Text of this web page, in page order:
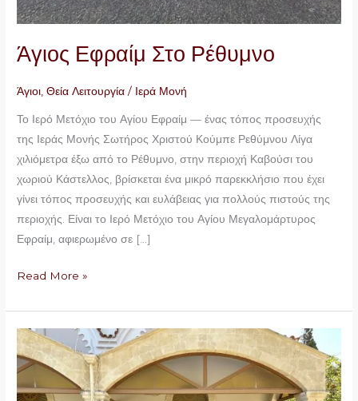
Άγιος Εφραίμ Στο Ρέθυμνο
Άγιοι ,Θεία Λειτουργία / Ιερά Μονή
Το Ιερό Μετόχιο του Αγίου Εφραίμ — ένας τόπος προσευχής
της Ιεράς Μονής Σωτήρος Χριστού Κούμπε Ρεθύμνου Λίγα
χιλιόμετρα έξω από το Ρέθυμνο, στην περιοχή Καβούσι του
χωριού Κάστελλος, βρίσκεται ένα μικρό παρεκκλήσιο που έχει
γίνει τόπος προσευχής και ευλάβειας για πολλούς πιστούς της
περιοχής. Είναι το Ιερό Μετόχιο του Αγίου Μεγαλομάρτυρος
Εφραίμ, αφιερωμένο σε […]
Read More »
Ο
Μητροπολίτης
Αυστρίας
κ.κ